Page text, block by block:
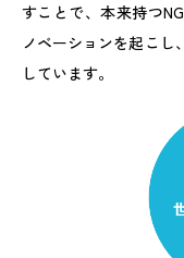
すことで、本来持つ
ノベーションを起こし、
しています。